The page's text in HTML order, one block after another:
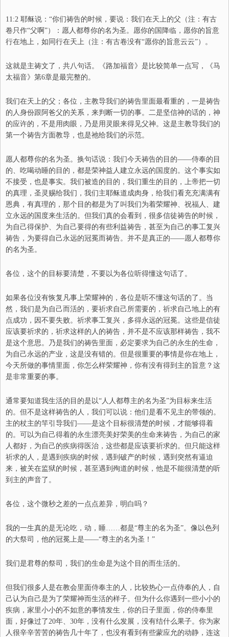
11:2 耶稣说： “你们祷告的时候，要说：我们在天上的父（注：有古
卷只作“父啊 ”）：愿人都尊你的名为圣。愿你的国降临，愿你的旨意
行在地上，如同行在天上（注：有古卷没有“愿你的旨意云云”）。
这就是主祷文了，共八句话。《路加福音》是比较简单一点写，《马
太福音》第6章是最完整的。
我们在天上的父； 各位，主教导我们的祷告里面最看重的，一是祷告
的人身份跟阿爸父的关系，来判断一切的事。二是坚信神的话的，神
的应许的，不是用肉眼，乃是用灵眼来得见父神。这是主教导我们的
第一个祷告方面教导，也是祂给我们的示范。
愿人都尊你的名为圣。 换句话说：我们今天祷告的目的——侍奉的目
的、吃喝动睡的目的，都是荣神益人建立永远的国度的。这个事实如
不接受，也是事实。我们被造的目的，我们重生的目的，上帝把一切
的真理，圣灵赐给我们，我们主耶稣道成肉身，给我们看充充满满有
恩典，有真理的，那个目的都是为了叫我们为着荣耀神、祝福人、建
立永远的国度来生活的。但我们真的会看到，很多信徒祷告的时候，
为自己得保护、为自己要得的有些利益祷告，甚至为自己的事工复兴
祷告，为要得自己永远的冠冕而祷告。并不是真正的——愿人都尊你
的名为圣。
各位，这个的目标要清楚，不要以为各位听得懂这句话了。
如果各位没有恢复凡事上荣耀神的，各位是听不懂这句话的了。当
然，我们是为自己而活的，要祈求自己所需要的，祈求自己地上的有
点成功，因不要失败。祈求事工复兴，多得永远的冠冕。这些是信徒
应该要祈求的，祈求这样的人的祷告，并不是不应该那样祷告，我不
是这个意思。乃是我们的祷告里面，必定要求为自己的永生的生命，
为自己永远的产业，这是没有错的。但是很重要的事情是你在地上，
今天所做的事情里面，你怎么样荣耀神，你有没有得到主的旨意？这
是非常重要的事。
通常要知道我生活的目的是以“人人都尊主的名为圣”为目标来生活
的。但不是这样祷告的人，我们可以说：他们是看不见主的带领的。
主的杖主的竿引导我们——是这个目标很清楚的时候，才能够得着
的。可以为自己得着的永生漂亮美好荣美的生命来祷告，为自己的家
人都好，为自己的疾病得医治，这些都是应该要祈求的。但只能这样
祈求的人，是遇到疾病的时候，遇到破产的时候，遇到突然有逼迫
来，被关在监狱的时候，甚至遇到殉道的时候，他是不能很清楚的听
到主的声音了。
各位，这个微秒之差的一点点差异，明白吗？
我的一生真的是无论吃，动，睡……都是“尊主的名为圣”。像以色列
的大祭司，他的冠冕上是——“尊主的名为圣！”
我们是君尊的祭司，我们的生命是为这个目的而生活的。
但我们很多人是在教会里面侍奉主的人，比较热心一点侍奉的人，自
己认为自己是为了荣耀神而生活的样子。但为什么你遇到一些小小的
疾病，家里小小的不如意的事情发生，你的日子里面，你的侍奉里
面，好像过了20年、 30年，没有什么发展，没有结什么果子。你为家
人很辛辛苦苦的祷告几十年了，也没有看到有些蒙应允的动静，连这